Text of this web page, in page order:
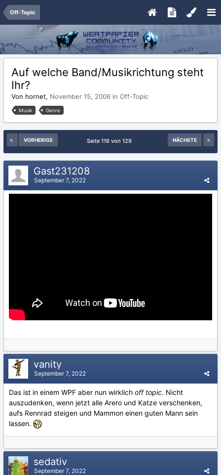
Off-Topic
Auf welche Band/Musikrichtung steht
Ihr?
Von hornet, November 15, 2006 in Off-Topic
Musik Genre
VORHERIGE NÄCHSTE
Seite 116 von 129
Gast231208
September 7, 2022
vanity
September 7, 2022
Das ist in einem WPF aber nun wirklich off topic. Nicht
auszudenken, wenn jetzt alle Arero und Katze verschenken,
aufs Rennrad steigen und Mammon einen guten Mann sein
lassen.
sedativ
September 7, 2022